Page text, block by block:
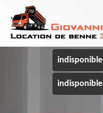
indisponible
indisponible